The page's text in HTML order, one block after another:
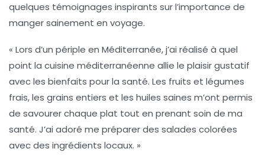
quelques témoignages inspirants sur l’importance de
manger sainement en voyage.
« Lors d’un périple en Méditerranée, j’ai réalisé à quel
point la cuisine méditerranéenne allie le plaisir gustatif
avec les bienfaits pour la santé. Les fruits et légumes
frais, les grains entiers et les huiles saines m’ont permis
de savourer chaque plat tout en prenant soin de ma
santé. J’ai adoré me préparer des salades colorées
avec des ingrédients locaux. »